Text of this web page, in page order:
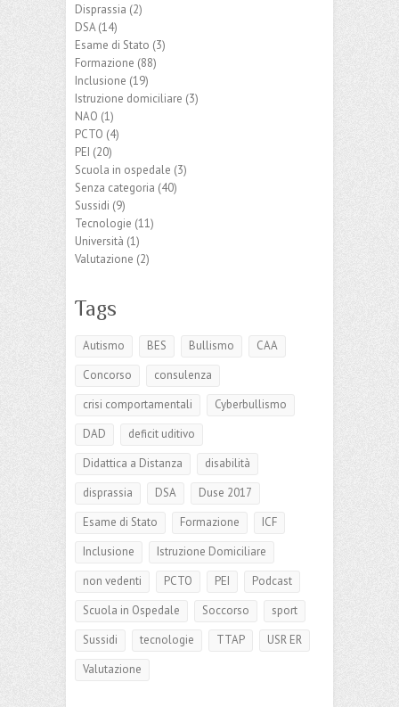
Disprassia (2)
DSA(14)
Esame di Stato (3)
Formazione (88)
Inclusione (19)
Istruzione domiciliare (3)
NAO (1)
PCTO (4)
PEI (20)
Scuola in ospedale (3)
Senza categoria (40)
Sussidi (9)
Tecnologie (11)
Università (1)
Valutazione (2)
Tags
Autismo BES Bullismo
CAA
Concorso
consulenza
crisi comportamentali
Cyberbullismo
DAD
deficit uditivo
Didattica a Distanza
disabilità
disprassia
DSA
Duse 2017
Esame di Stato
Formazione
ICF
Inclusione
Istruzione Domiciliare
non vedenti
PCTO PEI
Podcast
Scuola in Ospedale
Soccorso
sport
Sussidi
tecnologie TTAP
USR ER
Valutazione